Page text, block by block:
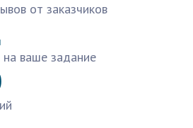
от заказчиков
на ваше задание